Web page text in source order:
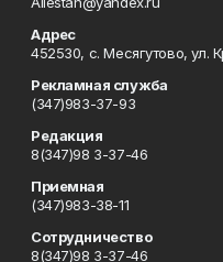
Адрес
452530, с. Месягутово, ул.
Рекламная служба
(347)983-37-93
Редакция
8(347)98 3-37-46
Приемная
(347)983-38-11
Сотрудничество
8(347)98 3-37-46